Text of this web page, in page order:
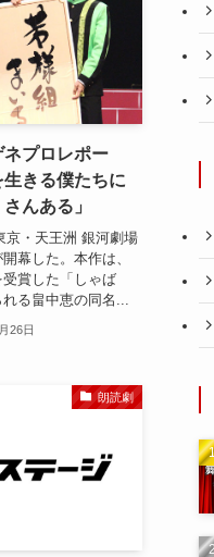
ネプロレポー
生きる僕たちに
んある」
京・天王洲 銀河劇場
幕した。本作は、
賞した「しゃば
る畠中恵の同名...
26日
朗読劇